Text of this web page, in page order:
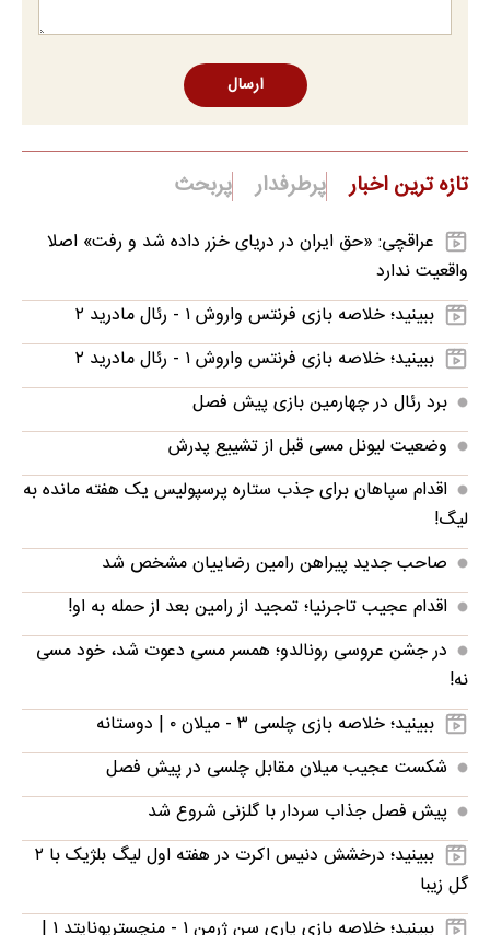
ارسال
تازه ترین اخبار پرطرفدار پربحث
عراقچی: «حق ایران در دریای خزر داده شد و رفت» اصلا
واقعیت ندارد
ببینید؛ خلاصه بازی فرنتس واروش ۱ - رئال مادرید ۲
ببینید؛ خلاصه بازی فرنتس واروش ۱ - رئال مادرید ۲
برد رئال در چهارمین بازی پیش فصل
وضعیت لیونل مسی قبل از تشییع پدرش
اقدام سپاهان برای جذب ستاره پرسپولیس یک هفته مانده به
لیگ!
صاحب جدید پیراهن رامین رضاییان مشخص شد
اقدام عجیب تاجرنیا؛ تمجید از رامین بعد از حمله به او!
در جشن عروسی رونالدو؛ همسر مسی دعوت شد، خود مسی
نه!
ببینید؛ خلاصه بازی چلسی ۳ - میلان ۰ | دوستانه
شکست عجیب میلان مقابل چلسی در پیش فصل
پیش فصل جذاب سردار با گلزنی شروع شد
ببینید؛ درخشش دنیس اکرت در هفته اول لیگ بلژیک با ۲
گل زیبا
ببینید؛ خلاصه بازی پاری سن ژرمن ۱ - منچستریونایتد ۱ |